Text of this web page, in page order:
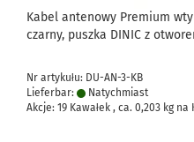
Kabel antenowy Premium
czarny, puszka DINIC z
Nr artykułu: DU-AN-3-KB
Lieferbar:
Natychmiast
Akcje: 19 Kawałek , ca. 0,203 kg na